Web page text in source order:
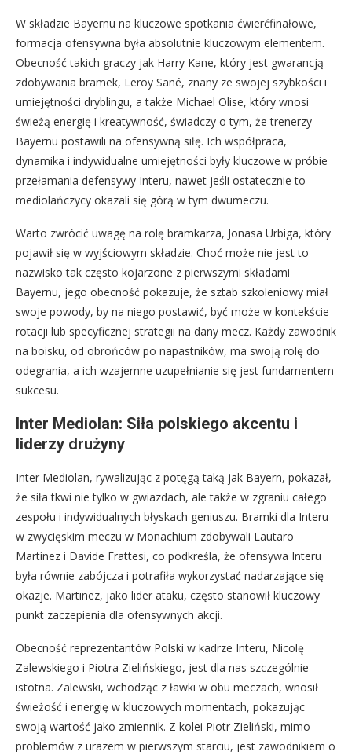
W składzie Bayernu na kluczowe spotkania ćwierćfinałowe,
formacja ofensywna była absolutnie kluczowym elementem.
Obecność takich graczy jak Harry Kane, który jest gwarancją
zdobywania bramek, Leroy Sané, znany ze swojej szybkości i
umiejętności dryblingu, a także Michael Olise, który wnosi
świeżą energię i kreatywność, świadczy o tym, że trenerzy
Bayernu postawili na ofensywną siłę. Ich współpraca,
dynamika i indywidualne umiejętności były kluczowe w próbie
przełamania defensywy Interu, nawet jeśli ostatecznie to
mediolańczycy okazali się górą w tym dwumeczu.
Warto zwrócić uwagę na rolę bramkarza, Jonasa Urbiga, który
pojawił się w wyjściowym składzie. Choć może nie jest to
nazwisko tak często kojarzone z pierwszymi składami
Bayernu, jego obecność pokazuje, że sztab szkoleniowy miał
swoje powody, by na niego postawić, być może w kontekście
rotacji lub specyficznej strategii na dany mecz. Każdy zawodnik
na boisku, od obrońców po napastników, ma swoją rolę do
odegrania, a ich wzajemne uzupełnianie się jest fundamentem
sukcesu.
Inter Mediolan: Siła polskiego akcentu i
liderzy drużyny
Inter Mediolan, rywalizując z potęgą taką jak Bayern, pokazał,
że siła tkwi nie tylko w gwiazdach, ale także w zgraniu całego
zespołu i indywidualnych błyskach geniuszu. Bramki dla Interu
w zwycięskim meczu w Monachium zdobywali Lautaro
Martínez i Davide Frattesi, co podkreśla, że ofensywa Interu
była równie zabójcza i potrafiła wykorzystać nadarzające się
okazje. Martinez, jako lider ataku, często stanowił kluczowy
punkt zaczepienia dla ofensywnych akcji.
Obecność reprezentantów Polski w kadrze Interu, Nicolę
Zalewskiego i Piotra Zielińskiego, jest dla nas szczególnie
istotna. Zalewski, wchodząc z ławki w obu meczach, wnosił
świeżość i energię w kluczowych momentach, pokazując
swoją wartość jako zmiennik. Z kolei Piotr Zieliński, mimo
problemów z urazem w pierwszym starciu, jest zawodnikiem o